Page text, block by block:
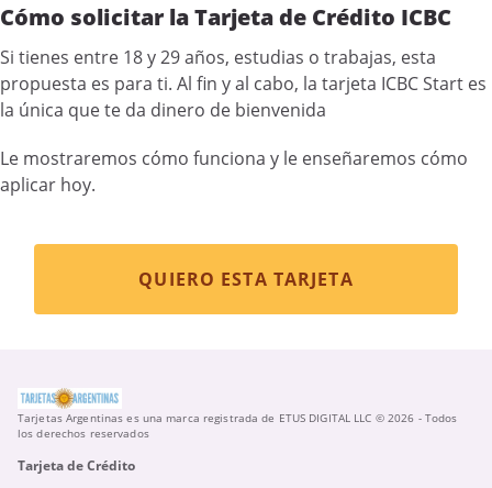
Cómo solicitar la Tarjeta de Crédito ICBC
Si tienes entre 18 y 29 años, estudias o trabajas, esta
propuesta es para ti. Al fin y al cabo, la tarjeta ICBC Start es
la única que te da dinero de bienvenida
Le mostraremos cómo funciona y le enseñaremos cómo
aplicar hoy.
QUIERO ESTA TARJETA
Tarjetas Argentinas es una marca registrada de ETUS DIGITAL LLC © 2026 - Todos
los derechos reservados
Tarjeta de Crédito